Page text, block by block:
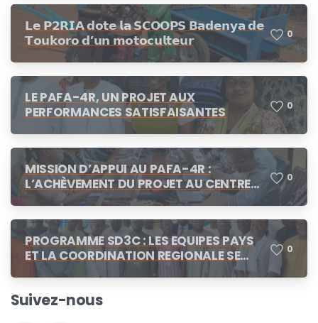
de cotation
𝗟𝗲 𝗣𝟮𝗥𝗜𝗔 𝗱𝗼𝘁𝗲 𝗹𝗮 𝗦𝗖𝗢𝗢𝗣𝗦 𝗕𝗮𝗱𝗲𝗻𝘆𝗮 𝗱𝗲
𝗧𝗼𝘂𝗸𝗼𝗿𝗼 𝗱’𝘂𝗻 𝗺𝗼𝘁𝗼𝗰𝘂𝗹𝘁𝗲𝘂𝗿
0
LE PAFA-4R, UN PROJET AUX
PERFORMANCES SATISFAISANTES
0
MISSION D’APPUI AU PAFA-4R :
L’ACHÈVEMENT DU PROJET AU CENTRE
DES CONCERTATIONS
0
PROGRAMME SD3C : LES EQUIPES PAYS
ET LA COORDINATION REGIONALE SE
CONCERTENT A N’DJAMENA
0
Suivez-nous